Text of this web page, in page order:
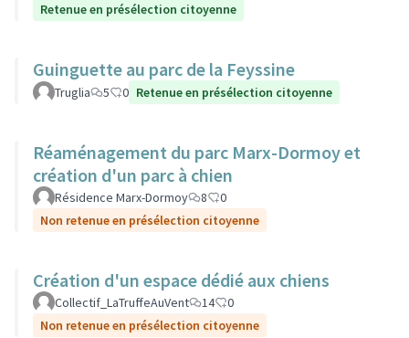
Retenue en présélection citoyenne
Guinguette au parc de la Feyssine
Truglia 5 0 Retenue en présélection citoyenne
Réaménagement du parc Marx-Dormoy et
création d'un parc à chien
Résidence Marx-Dormoy 8
0
Non retenue en présélection citoyenne
Création d'un espace dédié aux chiens
Collectif_LaTruffeAuVent 14
0
Non retenue en présélection citoyenne